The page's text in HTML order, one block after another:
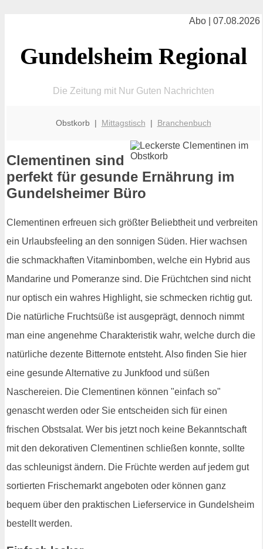
Abo | 07.08.2026
Gundelsheim Regional
Die Zeitung mit Nur Guten Nachrichten
Obstkorb | Mittagstisch | Branchenbuch
Clementinen sind
perfekt für gesunde Ernährung im
Gundelsheimer Büro
Clementinen erfreuen sich größter Beliebtheit und verbreiten
ein Urlaubsfeeling an den sonnigen Süden. Hier wachsen
die schmackhaften Vitaminbomben, welche ein Hybrid aus
Mandarine und Pomeranze sind. Die Früchtchen sind nicht
nur optisch ein wahres Highlight, sie schmecken richtig gut.
Die natürliche Fruchtsüße ist ausgeprägt, dennoch nimmt
man eine angenehme Charakteristik wahr, welche durch die
natürliche dezente Bitternote entsteht. Also finden Sie hier
eine gesunde Alternative zu Junkfood und süßen
Naschereien. Die Clementinen können "einfach so"
genascht werden oder Sie entscheiden sich für einen
frischen Obstsalat. Wer bis jetzt noch keine Bekanntschaft
mit den dekorativen Clementinen schließen konnte, sollte
das schleunigst ändern. Die Früchte werden auf jedem gut
sortierten Frischemarkt angeboten oder können ganz
bequem über den praktischen Lieferservice in Gundelsheim
bestellt werden.